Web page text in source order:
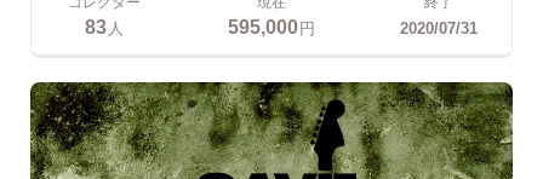
83 人 595,000円 2020/07/31